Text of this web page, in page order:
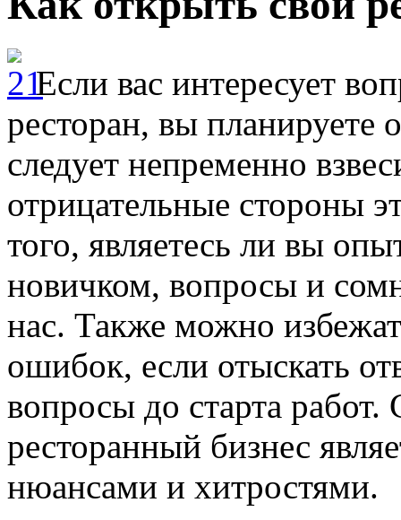
Если вас интересует
ресторан, вы планируете
следует непременно
отрицательные стороны
того, являетесь ли вы
новичком, вопросы и
нас. Также можно
ошибок, если отыскать
вопросы до старта работ.
ресторанный бизнес
нюансами и хитростями.